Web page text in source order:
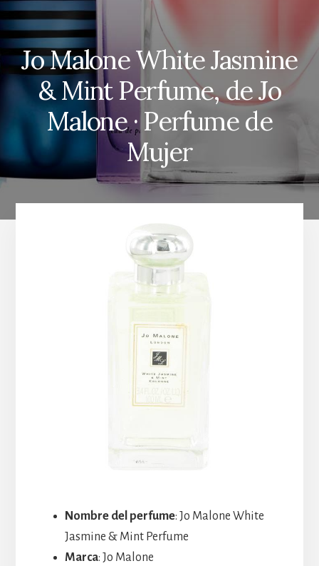
Jo Malone White Jasmine
& Mint Perfume, de Jo
Malone · Perfume de
Mujer
Nombre del perfume: Jo Malone White
Jasmine & Mint Perfume
Marca: Jo Malone